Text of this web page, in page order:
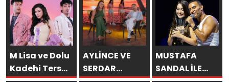
M Lisa ve Dolu
Kadehi Ters
AYLİNCE VE
SERDAR
MUSTAFA
SANDAL İLE